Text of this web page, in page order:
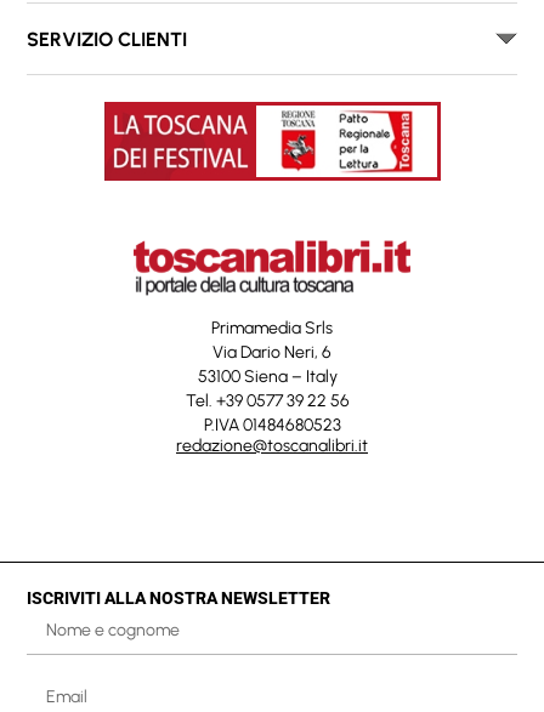
SERVIZIO CLIENTI
Primamedia Srls
Via Dario Neri, 6
53100 Siena – Italy
Tel. +39 0577 39 22 56
P.IVA 01484680523
redazione@toscanalibri.it
ISCRIVITI ALLA NOSTRA NEWSLETTER